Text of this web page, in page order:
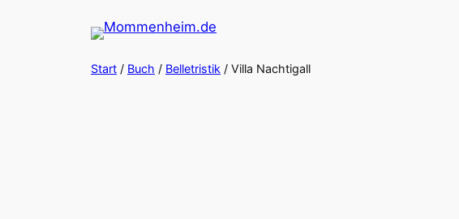
Start / Buch / Belletristik / Villa Nachtigall